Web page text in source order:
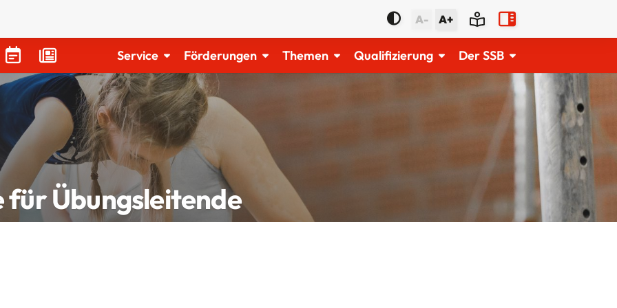
A- A+
Service Förderungen Themen Qualifizierung Der SSB
für Übungsleitende